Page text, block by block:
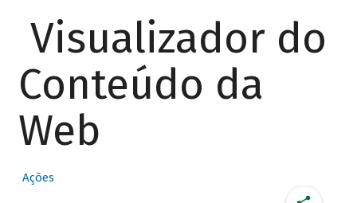
Visualizador do
Conteúdo da
Web
Ações